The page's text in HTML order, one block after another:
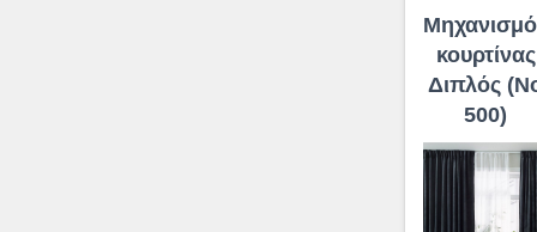
κουρτίνας
Διπλός
500)